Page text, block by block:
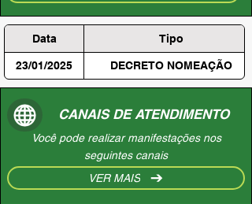
Data Tipo
23/01/2025 DECRETO NOMEAÇÃO
CANAIS DE ATENDIMENTO
Você pode realizar manifestações nos
seguintes canais
VER MAIS